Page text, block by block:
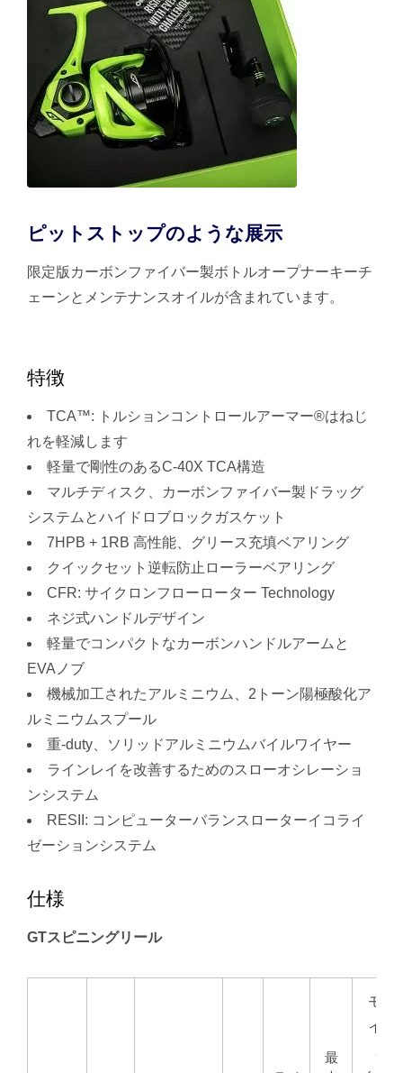
ピットストップのような展示
限定版カーボンファイバー製ボトルオープナーキーチ
ェーンとメンテナンスオイルが含まれています。
特徴
TCA™: トルションコントロールアーマー®はねじ
れを軽減します
軽量で剛性のあるC-40X TCA構造
マルチディスク、カーボンファイバー製ドラッグ
システムとハイドロブロックガスケット
7HPB + 1RB 高性能、グリース充填ベアリング
クイックセット逆転防止ローラーベアリング
CFR: サイクロンフローローター Technology
ネジ式ハンドルデザイン
軽量でコンパクトなカーボンハンドルアームと
EVAノブ
機械加工されたアルミニウム、2トーン陽極酸化ア
ルミニウムスプール
重-duty、ソリッドアルミニウムバイルワイヤー
ラインレイを改善するためのスローオシレーショ
ンシステム
RESII: コンピューターバランスローターイコライ
ゼーションシステム
仕様
GTスピニングリール
最
モノ
イン
容量